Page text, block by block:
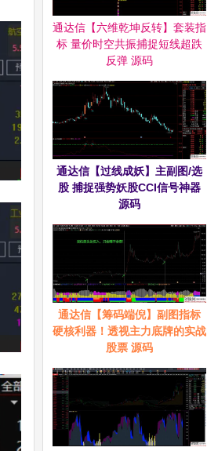
通达信【六维乾坤反转】套装指
标 量价时空共振捕捉短线超跌
反弹 源码
通达信【过线成妖】主副图/选
股 捕捉强势妖股CCI信号神器
源码
通达信【筹码端倪】副图指标
硬核利器！透视主力底牌的实战
股票 源码